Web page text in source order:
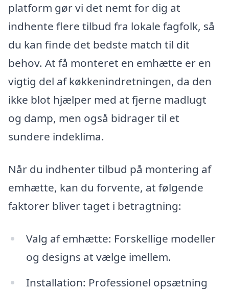
platform gør vi det nemt for dig at
indhente flere tilbud fra lokale fagfolk, så
du kan finde det bedste match til dit
behov. At få monteret en emhætte er en
vigtig del af køkkenindretningen, da den
ikke blot hjælper med at fjerne madlugt
og damp, men også bidrager til et
sundere indeklima.
Når du indhenter tilbud på montering af
emhætte, kan du forvente, at følgende
faktorer bliver taget i betragtning:
Valg af emhætte: Forskellige modeller
og designs at vælge imellem.
Installation: Professionel opsætning